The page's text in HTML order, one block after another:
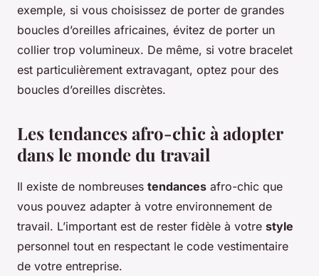
exemple, si vous choisissez de porter de grandes
boucles d’oreilles africaines, évitez de porter un
collier trop volumineux. De même, si votre bracelet
est particulièrement extravagant, optez pour des
boucles d’oreilles discrètes.
Les tendances afro-chic à adopter
dans le monde du travail
Il existe de nombreuses tendances afro-chic que
vous pouvez adapter à votre environnement de
travail. L’important est de rester fidèle à votre style
personnel tout en respectant le code vestimentaire
de votre entreprise.